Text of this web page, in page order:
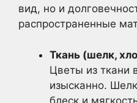
вид, но и
распространенные
Ткань (шелк,
Цветы из ткани
изысканно.
блеск и